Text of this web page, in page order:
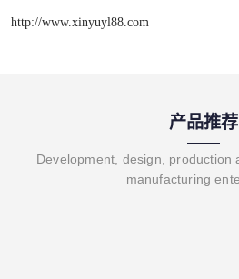
http://www.xinyuyl88.com
产品推荐
Development, design, production
manufacturing